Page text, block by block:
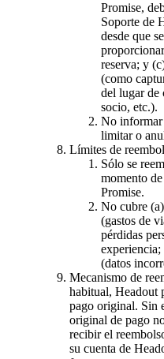
Promise,
Soporte de
desde que
reserva; y
(como
del lugar de
socio, etc.).
No informar
limitar o
Límites de
Sólo se
momento
Promise.
No cubre
(gastos de
pérdidas
(datos
Mecanismo de
habitual, Headout
pago original. Sin
original de pago
recibir el
su cuenta de